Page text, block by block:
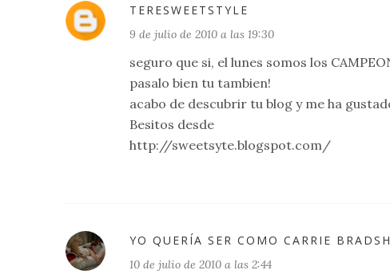
TERESWEETSTYLE
9 de julio de 2010 a las 19:30
seguro que si, el lunes somos los
pasalo bien tu tambien!
acabo de descubrir tu blog y me ha
Besitos desde
http://sweetsyte.blogspot.com/
YO QUERÍA SER COMO CARRIE
10 de julio de 2010 a las 2:44